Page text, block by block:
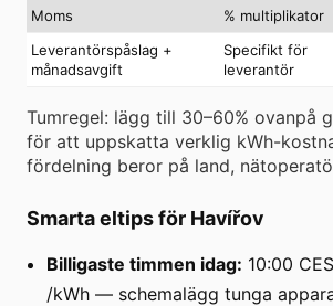
Moms
% multiplikator
Leverantörspåslag +
månadsavgift
Specifikt för
leverantör
Tumregel: lägg till 30–60% ovanpå
för att uppskatta verklig kWh-
fördelning beror på land,
Smarta eltips för Havířov
Billigaste timmen idag: 10:00
/kWh — schemalägg tunga